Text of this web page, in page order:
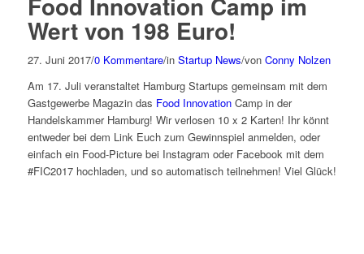
Wert von 198 Euro!
27. Juni 2017/0 Kommentare/in Startup News/von Conny Nolzen
Am 17. Juli veranstaltet Hamburg Startups gemeinsam mit dem
Gastgewerbe Magazin das Food InnovationCamp in der
Handelskammer Hamburg! Wir verlosen 10 x 2 Karten! Ihr könnt
entweder bei dem Link Euch zum Gewinnspiel anmelden, oder
einfach ein Food-Picture bei Instagram oder Facebook mit dem
#FIC2017 hochladen, und so automatisch teilnehmen! Viel Glück!